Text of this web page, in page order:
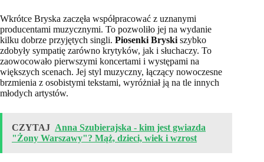
Wkrótce Bryska zaczęła współpracować z uznanymi
producentami muzycznymi. To pozwoliło jej na wydanie
kilku dobrze przyjętych singli. Piosenki Bryski szybko
zdobyły sympatię zarówno krytyków, jak i słuchaczy. To
zaowocowało pierwszymi koncertami i występami na
większych scenach. Jej styl muzyczny, łączący nowoczesne
brzmienia z osobistymi tekstami, wyróżniał ją na tle innych
młodych artystów.
CZYTAJ Anna Szubierajska - kim jest gwiazda
"Żony Warszawy"? Mąż, dzieci, wiek i wzrost